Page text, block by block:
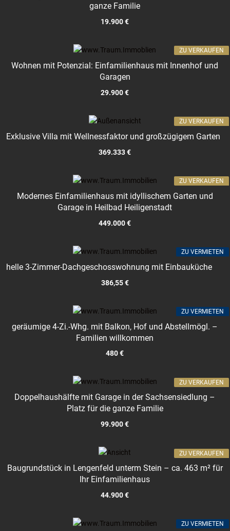
ganze Familie
19.900 €
Wohnen mit Potenzial: Einfamilienhaus mit Innenhof und
Garagen
29.900 €
ZU VERKAUFEN
Exklusive Villa mit Wellnessfaktor und großzügigem Garten
369.333 €
ZU VERKAUFEN
Modernes Einfamilienhaus mit idyllischem Garten und
Garage in Heilbad Heiligenstadt
449.000 €
ZU VERKAUFEN
helle 3-Zimmer-Dachgeschosswohnung mit Einbauküche
386,55 €
ZU VERMIETEN
geräumige 4-Zi.-Whg. mit Balkon, Hof und Abstellmögl. –
Familien willkommen
480 €
ZU VERMIETEN
Doppelhaushälfte mit Garage in der Sachsensiedlung –
Platz für die ganze Familie
99.900 €
ZU VERKAUFEN
Baugrundstück in Lengenfeld unterm Stein – ca. 463 m² für
Ihr Einfamilienhaus
44.900 €
ZU VERKAUFEN
ZU VERMIETEN